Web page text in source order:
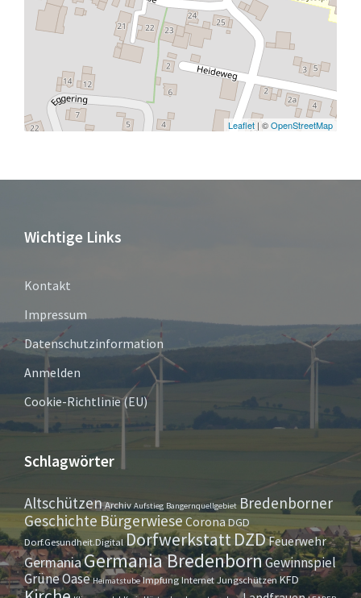
Leaflet | ©OpenStreetMap
Wichtige Links
Kontakt
Impressum
Datenschutzinformation
Anmelden
Cookie-Richtlinie (EU)
Schlagwörter
AltschützenArchiv Aufstieg Bangernquellgebiet Bredenborner
Geschichte Bürgerwiese CoronaDGD
Dorf.Gesundheit.Digital DorfwerkstattDZDFeuerwehr
GermaniaGermania BredenbornGewinnspiel
Grüne Oase Heimatstube ImpfungInternetJungschützenKFD